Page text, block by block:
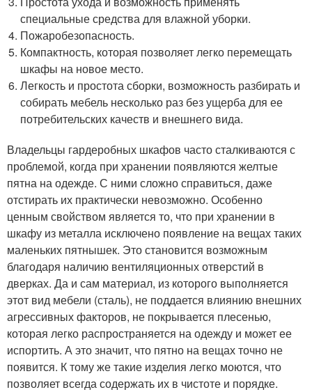
специальные средства для влажной уборки.
Пожаробезопасность.
Компактность, которая позволяет легко перемещать
шкафы на новое место.
Легкость и простота сборки, возможность разбирать и
собирать мебель несколько раз без ущерба для ее
потребительских качеств и внешнего вида.
Владельцы гардеробных шкафов часто сталкиваются с
проблемой, когда при хранении появляются желтые
пятна на одежде. С ними сложно справиться, даже
отстирать их практически невозможно. Особенно
ценным свойством является то, что при хранении в
шкафу из металла исключено появление на вещах таких
маленьких пятнышек. Это становится возможным
благодаря наличию вентиляционных отверстий в
дверках. Да и сам материал, из которого выполняется
этот вид мебели (сталь), не поддается влиянию внешних
агрессивных факторов, не покрывается плесенью,
которая легко распространяется на одежду и может ее
испортить. А это значит, что пятно на вещах точно не
появится. К тому же такие изделия легко моются, что
позволяет всегда содержать их в чистоте и порядке.